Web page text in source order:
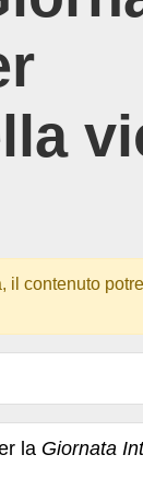
il contenuto
la Giornata